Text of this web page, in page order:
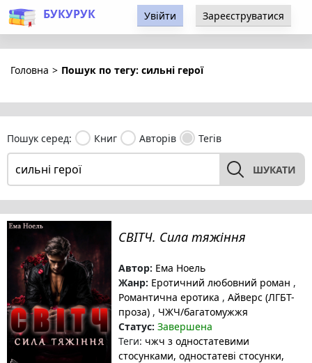
БУКУРУК Увійти Зареєструватися
Головна > Пошук по тегу: сильні герої
Пошук серед: Книг Авторів Тегів
ШУКАТИ
СВІТЧ. Сила тяжіння
Автор: Ема Ноель
Жанр: Еротичний любовний роман ,
Романтична еротика , Айверс (ЛГБТ-
проза) , ЧЖЧ/багатомужжя
Статус: Завершена
Теги: чжч з одностатевими
стосунками, одностатеві стосунки,